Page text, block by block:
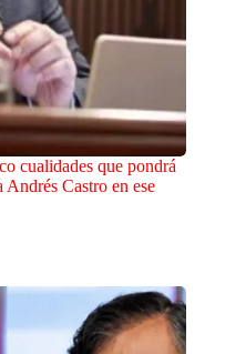
cualidades que pondrá
Castro en ese